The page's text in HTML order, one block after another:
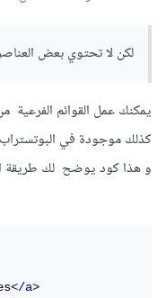
لكن لا تحتوي بعض
كذلك موجودة في
و هذا كود يوضح لك طريقة
</a>